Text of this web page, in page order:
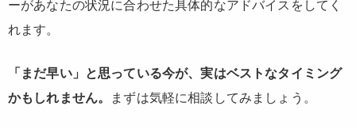
ーがあなたの状況に合わせた具体的なアドバイスをしてく
れます。
「まだ早い」と思っている今が、実はベストなタイミング
かもしれません。
まずは気軽に相談してみましょう。